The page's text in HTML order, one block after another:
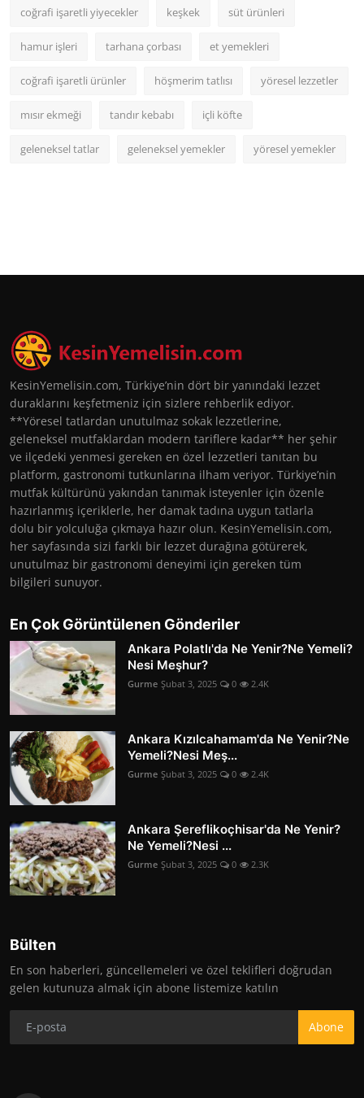
coğrafi işaretli yiyecekler keşkek süt ürünleri
hamur işleri tarhana çorbası et yemekleri
coğrafi işaretli ürünler höşmerim tatlısı yöresel lezzetler
mısır ekmeği tandır kebabı içli köfte
geleneksel tatlar geleneksel yemekler yöresel yemekler
KesinYemelisin.com, Türkiye’nin dört bir yanındaki lezzet
duraklarını keşfetmeniz için sizlere rehberlik ediyor.
**Yöresel tatlardan unutulmaz sokak lezzetlerine,
geleneksel mutfaklardan modern tariflere kadar** her şehir
ve ilçedeki yenmesi gereken en özel lezzetleri tanıtan bu
platform, gastronomi tutkunlarına ilham veriyor. Türkiye’nin
mutfak kültürünü yakından tanımak isteyenler için özenle
hazırlanmış içeriklerle, her damak tadına uygun tatlarla
dolu bir yolculuğa çıkmaya hazır olun. KesinYemelisin.com,
her sayfasında sizi farklı bir lezzet durağına götürerek,
unutulmaz bir gastronomi deneyimi için gereken tüm
bilgileri sunuyor.
En Çok Görüntülenen Gönderiler
Ankara Polatlı'da Ne Yenir?Ne Yemeli?
Nesi Meşhur?
Gurme Şubat 3, 2025 0 2.4K
Ankara Kızılcahamam'da Ne Yenir?Ne
Yemeli?Nesi Meş...
Gurme Şubat 3, 2025 0 2.4K
Ankara Şereflikoçhisar'da Ne Yenir?
Ne Yemeli?Nesi ...
Gurme Şubat 3, 2025 0 2.3K
Bülten
En son haberleri, güncellemeleri ve özel teklifleri doğrudan
gelen kutunuza almak için abone listemize katılın
Abone